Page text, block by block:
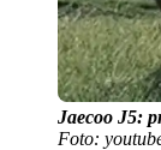
Jaecoo J5:
Foto: